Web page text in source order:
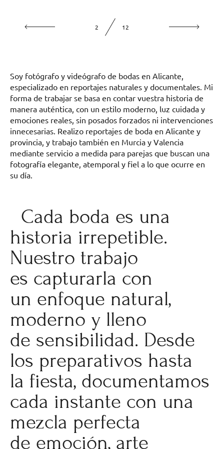
2 12
Soy fotógrafo y videógrafo de bodas en Alicante,
especializado en reportajes naturales y documentales. Mi
forma de trabajar se basa en contar vuestra historia de
manera auténtica, con un estilo moderno, luz cuidada y
emociones reales, sin posados forzados ni intervenciones
innecesarias. Realizo reportajes de boda en Alicante y
provincia, y trabajo también en Murcia y Valencia
mediante servicio a medida para parejas que buscan una
fotografía elegante, atemporal y fiel a lo que ocurre en
su día.
Cada boda es una
historia irrepetible.
Nuestro trabajo
es capturarla con
un enfoque natural,
moderno y lleno
de sensibilidad. Desde
los preparativos hasta
la fiesta, documentamos
cada instante con una
mezcla perfecta
de emoción, arte